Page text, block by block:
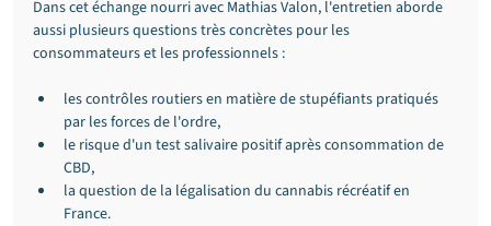
Dans cet échange nourri avec Mathias Valon, l'entretien aborde
aussi plusieurs questions très concrètes pour les
consommateurs et les professionnels :
les contrôles routiers en matière de stupéfiants pratiqués
par les forces de l'ordre,
le risque d'un test salivaire positif après consommation de
CBD,
la question de la légalisation du cannabis récréatif en
France.